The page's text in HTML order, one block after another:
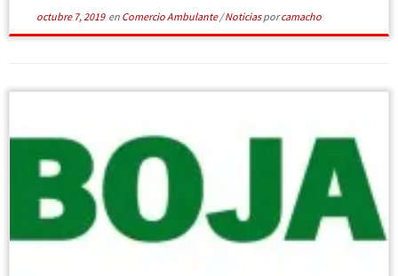
octubre 7, 2019en Comercio Ambulante/Noticiasporcamacho